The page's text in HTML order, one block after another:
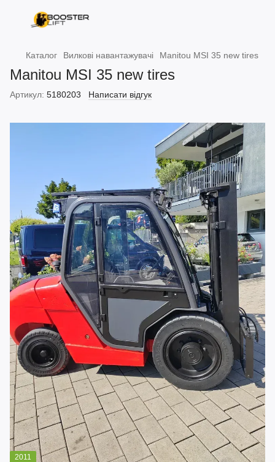
Каталог Вилкові навантажувачі Manitou MSI 35 new tires
Manitou MSI 35 new tires
Артикул: 5180203 Написати відгук
2011